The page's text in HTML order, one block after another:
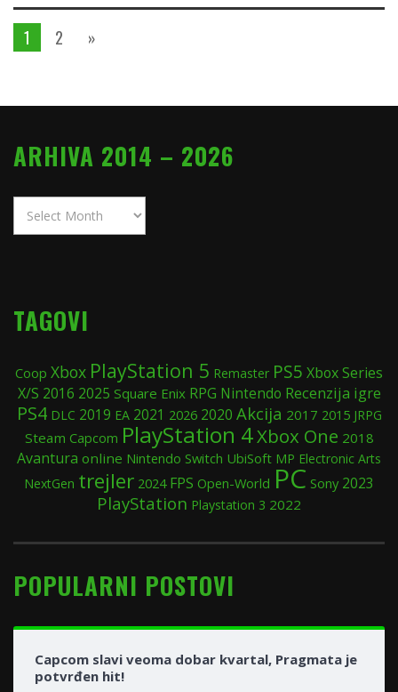
1 2 »
ARHIVA 2014 – 2026
2014
TAGOVI
Coop Xbox PlayStation 5 Remaster PS5 Xbox Series
X/S 2016 2025 Square Enix RPG Nintendo Recenzija igre
PS4 DLC 2019 EA 2021 2026 2020 Akcija 2017 2015 JRPG
Steam Capcom PlayStation 4Xbox One 2018
Avantura online Nintendo Switch UbiSoft MP Electronic Arts
NextGen trejler 2024 FPS Open-World PC Sony 2023
PlayStation Playstation 3 2022
POPULARNI POSTOVI
Capcom slavi veoma dobar kvartal, Pragmata je
potvrđen hit!